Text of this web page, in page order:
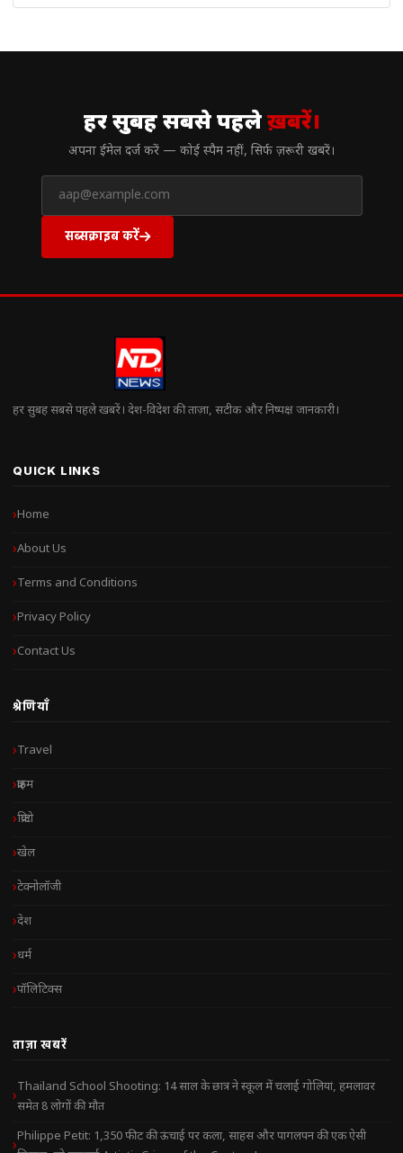
हर सुबह सबसे पहलेख़बरें।
अपना ईमेल दर्ज करें — कोई स्पैम नहीं, सिर्फ ज़रूरी खबरें।
सब्सक्राइब करें
हर सुबह सबसे पहले खबरें। देश-विदेश की ताज़ा, सटीक और निष्पक्ष जानकारी।
QUICK LINKS
Home
About Us
Terms and Conditions
Privacy Policy
Contact Us
श्रेणियाँ
Travel
क्राइम
क्रिप्टो
खेल
टेक्नोलॉजी
देश
धर्म
पॉलिटिक्स
ताज़ा खबरें
Thailand School Shooting: 14 साल के छात्र ने स्कूल में चलाई गोलियां, हमलावर
समेत 8 लोगों की मौत
Philippe Petit: 1,350 फीट की ऊंचाई पर कला, साहस और पागलपन की एक ऐसी